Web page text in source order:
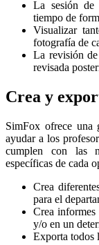
La sesión
tiempo de
Visualizar
fotografía de
La revisión
revisada
Crea y
SimFox ofrece una
ayudar a los
cumplen con las
específicas de cada
Crea
para el
Crea informes
y/o en un
Exporta todos